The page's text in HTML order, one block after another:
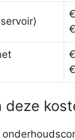
deze